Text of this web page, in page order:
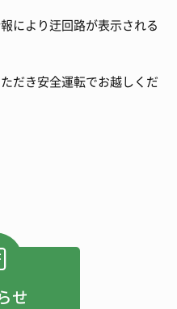
により迂回路が表示される
だき安全運転でお越しくだ
せ